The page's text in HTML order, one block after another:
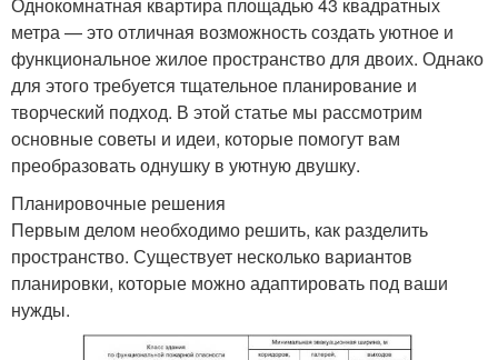
метра — это отличная возможность создать уютное и
функциональное жилое пространство для двоих. Однако
для этого требуется тщательное планирование и
творческий подход. В этой статье мы рассмотрим
основные советы и идеи, которые помогут вам
преобразовать однушку в уютную двушку.
Планировочные решения
Первым делом необходимо решить, как разделить
пространство. Существует несколько вариантов
планировки, которые можно адаптировать под ваши
нужды.